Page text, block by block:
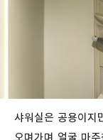
샤워실은 공용이지